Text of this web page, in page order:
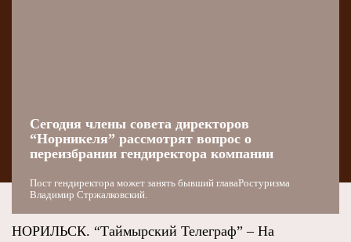
Сегодня члены совета директоров
“Норникеля” рассмотрят вопрос о
переизбрании гендиректора компании
Пост гендиректора может занять бывший главаРостуризма
Владимир Стржалковский.
НОРИЛЬСК. “Таймырский Телеграф” – На